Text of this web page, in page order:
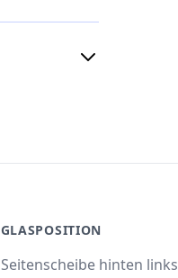
GLASPOSITION
Seitenscheibe hinten links